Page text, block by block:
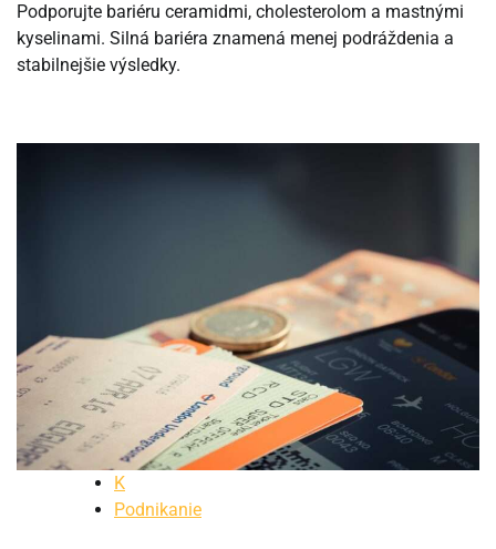
Podporujte bariéru ceramidmi, cholesterolom a mastnými
kyselinami. Silná bariéra znamená menej podráždenia a
stabilnejšie výsledky.
K
Podnikanie